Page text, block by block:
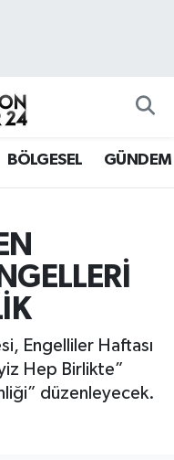
BÖLGESEL GÜNDEM
Engelliler Haftası
Hep Birlikte”
düzenleyecek.